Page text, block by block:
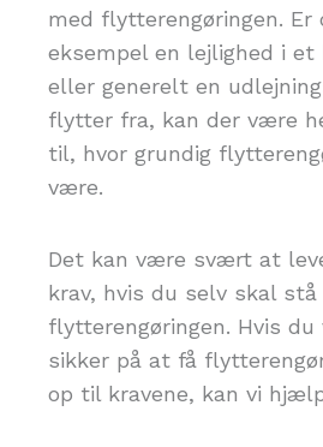
med flytterengøringen. Er
eksempel en lejlighed i et
eller generelt en
flytter fra, kan der være
til, hvor grundig
være.
Det kan være svært at
krav, hvis du selv skal
flytterengøringen. Hvis
sikker på at få
op til kravene, kan vi